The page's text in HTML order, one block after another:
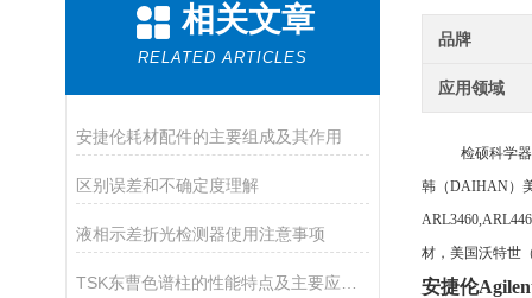
相关文章
RELATED ARTICLES
安捷伦耗材配件的主要组成及其作用
区别误差和不确定度理解
液相示差折光检测器使用注意事项
品牌
应用领域
检硕科学器材
韩（DAIHAN）
材，美国沃特世
安捷伦